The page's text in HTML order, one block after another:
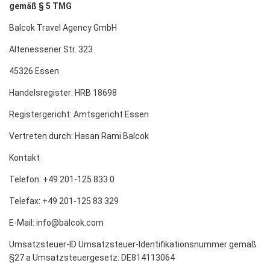
gemäß § 5 TMG
Balcok Travel Agency GmbH
Altenessener Str. 323
45326 Essen
Handelsregister: HRB 18698
Registergericht: Amtsgericht Essen
Vertreten durch: Hasan Rami Balcok
Kontakt
Telefon: +49 201-125 833 0
Telefax: +49 201-125 83 329
E-Mail: info@balcok.com
Umsatzsteuer-ID Umsatzsteuer-Identifikationsnummer gemäß
§27 a Umsatzsteuergesetz: DE814113064